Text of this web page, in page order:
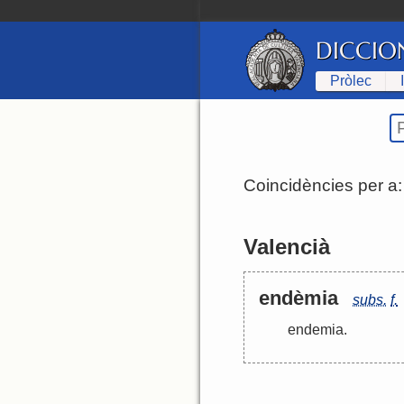
Pròlec
Coincidències per a:
Valencià
endèmia subs. f.
endemia.